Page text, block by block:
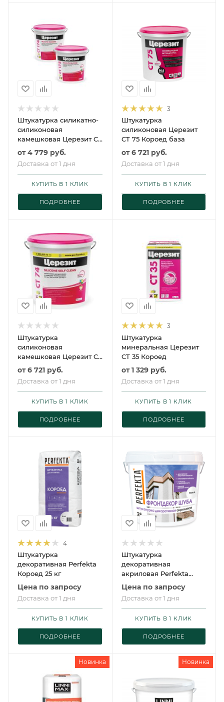
Штукатурка силикатно-
силиконовая
камешковая Церезит CT
174 база
от4 779 руб.
Доставка от 1 дня
ПОДРОБНЕЕ
КУПИТЬ В 1 КЛИК
3
Штукатурка
силиконовая Церезит
CT 75 Короед база
от6 721 руб.
Доставка от 1 дня
ПОДРОБНЕЕ
КУПИТЬ В 1 КЛИК
Штукатурка
силиконовая
камешковая Церезит CT
74 база
от6 721 руб.
Доставка от 1 дня
ПОДРОБНЕЕ
КУПИТЬ В 1 КЛИК
3
Штукатурка
минеральная Церезит
CT 35 Короед
от1 329 руб.
Доставка от 1 дня
ПОДРОБНЕЕ
КУПИТЬ В 1 КЛИК
4
Штукатурка
декоративная Perfekta
Короед 25 кг
Цена по запросу
Доставка от 1 дня
ПОДРОБНЕЕ
КУПИТЬ В 1 КЛИК
Штукатурка
декоративная
акриловая Perfekta
Фронтдекор Шуба
Цена по запросу
Доставка от 1 дня
ПОДРОБНЕЕ
КУПИТЬ В 1 КЛИК
Новинка Новинка